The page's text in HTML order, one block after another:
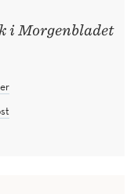
i Morgenbladet